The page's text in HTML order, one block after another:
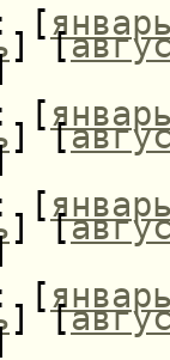
[
] [
[
] [
[
] [
[
] [